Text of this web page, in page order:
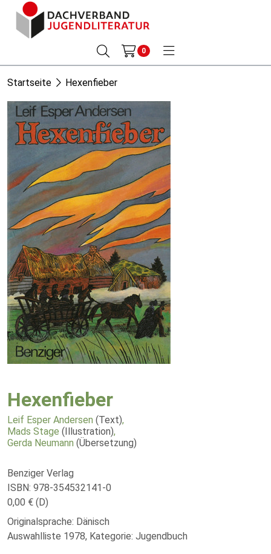
0
Startseite Hexenfieber
Hexenfieber
Leif Esper Andersen (Text),
Mads Stage (Illustration),
Gerda Neumann (Übersetzung)
Benziger Verlag
ISBN: 978-354532141-0
0,00 € (D)
Originalsprache: Dänisch
Auswahlliste 1978, Kategorie: Jugendbuch